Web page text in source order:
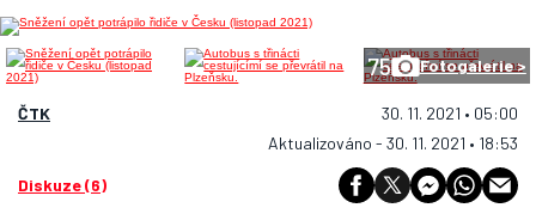
75 Fotogalerie >
ČTK
30. 11. 2021 • 05:00
Aktualizováno - 30. 11. 2021 • 18:53
Diskuze (6)